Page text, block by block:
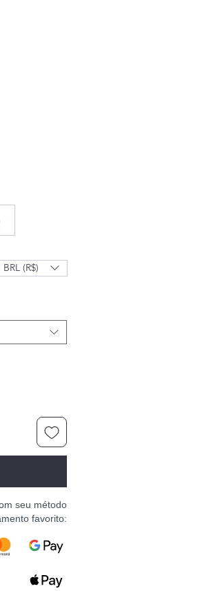
seu método
favorito:
BRL (R$)